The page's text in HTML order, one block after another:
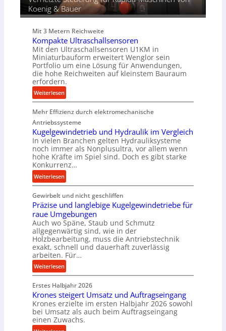
d
i
P
r
o
d
u
k
t
i
o
n
i
n
d
e
n
M
i
t
t
e
l
s
a
n
d
Koenig & Bauer
Mit 3 Metern Reichweite
Kompakte Ultraschallsensoren
Mit den Ultraschallsensoren U1KM in
Miniaturbauform erweitert Wenglor sein
Portfolio um eine Lösung für Anwendungen,
die hohe Reichweiten auf kleinstem Bauraum
erfordern.
Weiterlesen:
K
o
m
p
a
k
t
e
U
l
t
r
a
s
c
h
a
l
l
s
e
n
s
o
Mehr Effizienz durch elektromechanische
Antriebssysteme
Kugelgewindetrieb und Hydraulik im Vergleich
In vielen Branchen gelten Hydrauliksysteme
noch immer als Nonplusultra, vor allem wenn
hohe Kräfte im Spiel sind. Doch es gibt starke
Konkurrenz…
Weiterlesen:
K
u
g
e
l
g
e
w
i
n
e
r
i
Gewirbelt und nicht geschliffen
Präzise und langlebige Kugelgewindetriebe für
raue Umgebungen
Auch wo Späne, Staub und Schmutz
allgegenwärtig sind, wie in der
Holzbearbeitung, muss die Antriebstechnik
exakt, schnell und dauerhaft zuverlässig
arbeiten. Für…
Weiterlesen:
P
r
ä
z
i
s
Erstes Halbjahr 2026
Krones steigert Umsatz und Auftragseingang
Krones erzielte im ersten Halbjahr 2026 sowohl
bei Umsatz als auch beim Auftragseingang
einen Zuwachs.